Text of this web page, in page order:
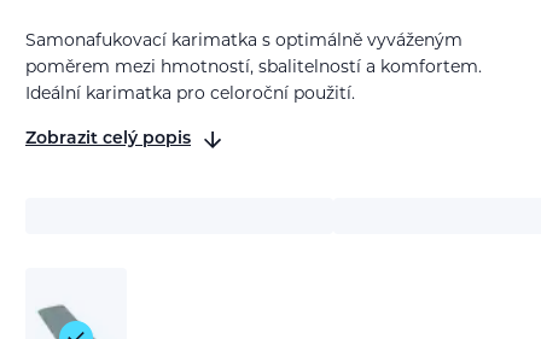
Samonafukovací karimatka s optimálně vyváženým
poměrem mezi hmotností, sbalitelností a komfortem.
Ideální karimatka pro celoroční použití.
Zobrazit celý popis